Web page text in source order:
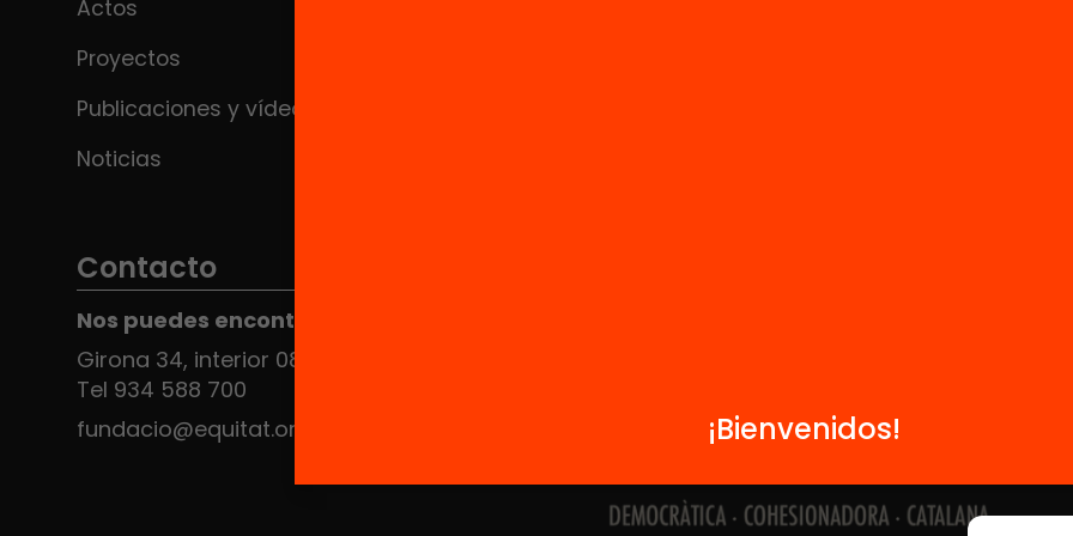
Actos
Proyectos
Publicaciones y vídeos
Noticias
Contacto
Nos puedes encontrar en el HUB Social
Girona 34, interior 08010 Barcelona
Tel 934 588 700
fundacio@equitat.org
¡Bienvenidos!